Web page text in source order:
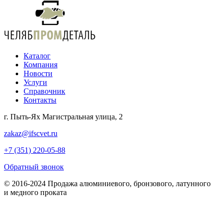
Каталог
Компания
Новости
Услуги
Справочник
Контакты
г. Пыть-Ях Магистральная улица, 2
zakaz@ifscvet.ru
+7 (351) 220-05-88
Обратный звонок
© 2016-2024 Продажа алюминиевого, бронзового, латунного
и медного проката